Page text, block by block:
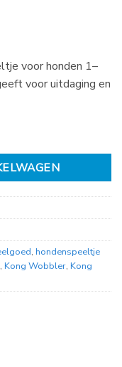
voor honden 1–
voor uitdaging en
, hondenspeeltje
, Kong Wobbler, Kong